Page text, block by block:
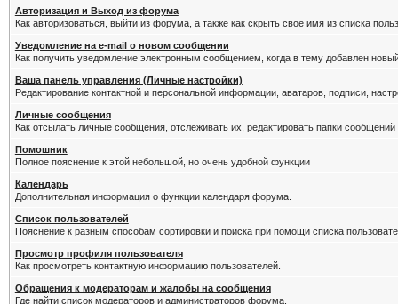
Авторизация и Выход из форума
Как авторизоваться, выйти из форума, а также как скрыть свое имя из списка
Уведомление на е-mail о новом сообщении
Как получить уведомление электронным сообщением, когда в тему добавлен
Ваша панель управления (Личные настройки)
Редактирование контактной и персональной информации, аватаров, подписи,
Личные сообщения
Как отсылать личные сообщения, отслеживать их, редактировать папки
Помошник
Полное пояснение к этой небольшой, но очень удобной функции
Календарь
Дополнительная информация о функции календаря форума.
Список пользователей
Пояснение к разным способам сортировки и поиска при помощи списка
Просмотр профиля пользователя
Как просмотреть контактную информацию пользователей.
Обращения к модераторам и жалобы на сообщения
Где найти список модераторов и администраторов форума.